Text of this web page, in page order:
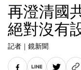
再澄清國
絕對沒有
記者 ｜ 鏡新聞